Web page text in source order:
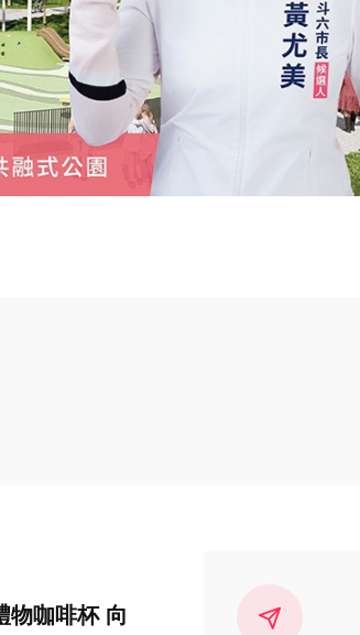
物咖啡杯 向